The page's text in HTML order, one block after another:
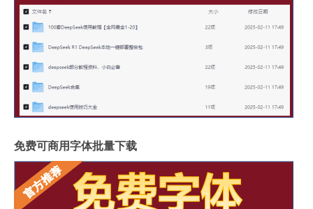
免费可商用字体批量下载